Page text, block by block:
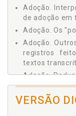
Tabela 4, p. 176
Tabela 5, p. 177
Tabela 6, p. 178
Tabela 7, p. 179
Tabela 8, p. 180
Tabela 9, p. 182
Tabela 10, p. 183
Tabela 11, p. 186
Tabela 12, p. 187
Adoção.
de adoção em
Adoção. Os
Adoção.
registros
textos
Adoção.
Adoção. Um
adoção, p. 30
VERSÃO